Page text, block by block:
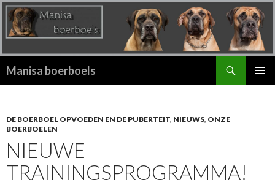
Manisa boerboels
DE BOERBOEL OPVOEDEN EN DE PUBERTEIT, NIEUWS, ONZE
BOERBOELEN
NIEUWE
TRAININGSPROGRAMMA!